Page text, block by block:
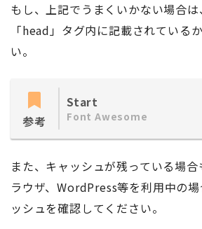
もし、上記でうまくいかない場合
「head」タグ内に記載されている
い。
参考
Start
Font Awesome
また、キャッシュが残っている場
ラウザ、WordPress等を利用中の
ッシュを確認してください。